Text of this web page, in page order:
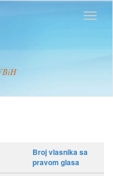
Broj vlasnika sa
pravom glasa